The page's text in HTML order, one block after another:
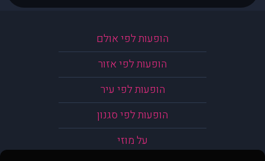
הופעות לפי אולם
הופעות לפי אזור
הופעות לפי עיר
הופעות לפי סגנון
על מוזי